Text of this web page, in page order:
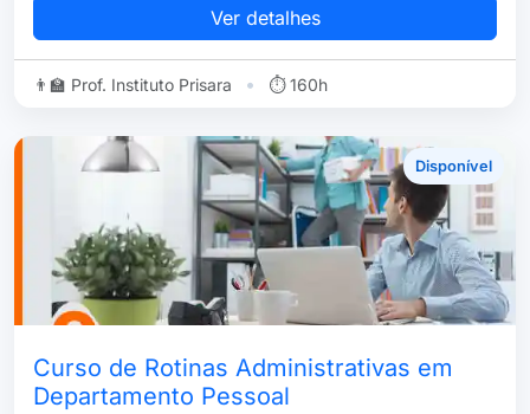
Ver detalhes
👨‍🏫 Prof. Instituto Prisara • ⏱ 160h
Disponível
Curso de Rotinas Administrativas em
Departamento Pessoal